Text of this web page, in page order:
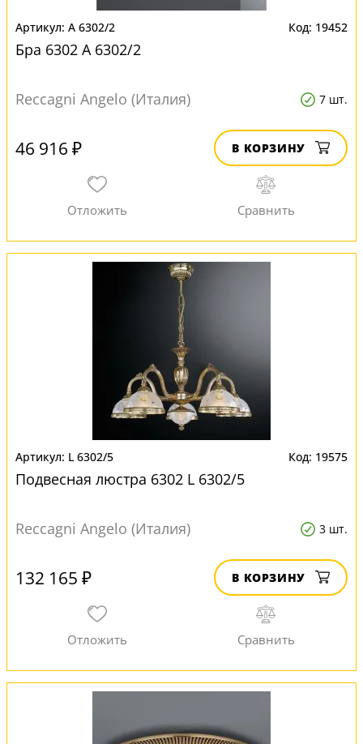
A 6302/2 19452
Бра 6302 A 6302/2
Reccagni Angelo (Италия) 7 шт.
46 916 ₽ В КОРЗИНУ
L 6302/5 19575
Подвесная люстра 6302 L 6302/5
Reccagni Angelo (Италия) 3 шт.
132 165 ₽ В КОРЗИНУ